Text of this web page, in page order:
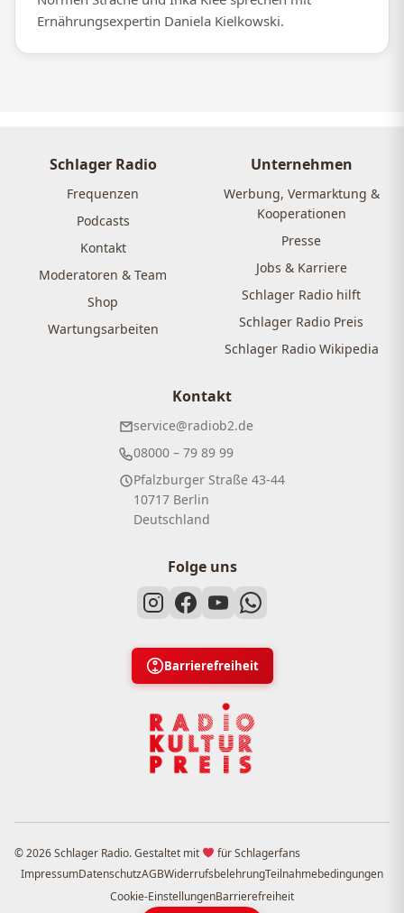
Ernährungsexpertin Daniela Kielkowski.
Schlager Radio
Frequenzen
Podcasts
Kontakt
Moderatoren & Team
Shop
Wartungsarbeiten
Unternehmen
Werbung, Vermarktung &
Kooperationen
Presse
Jobs & Karriere
Schlager Radio hilft
Schlager Radio Preis
Schlager Radio Wikipedia
Kontakt
service@radiob2.de
08000 – 79 89 99
Pfalzburger Straße 43-44
10717 Berlin
Deutschland
Folge uns
Barrierefreiheit
© 2026 Schlager Radio. Gestaltet mit
für Schlagerfans
ImpressumDatenschutzAGBWiderrufsbelehrungTeilnahmebedingungen
Cookie-EinstellungenBarrierefreiheit